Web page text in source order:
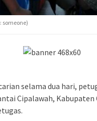
someone)
selama dua hari,
Cipalawah,